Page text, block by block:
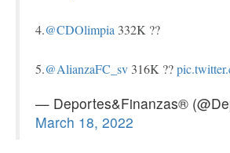
4.@CDOlimpia 332K ??
5.@AlianzaFC_sv 316K ??
— Deportes&Finanzas®
March 18, 2022